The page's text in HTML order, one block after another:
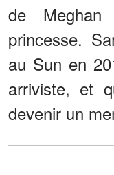
de
princesse.
au Sun en
arriviste, et
devenir un